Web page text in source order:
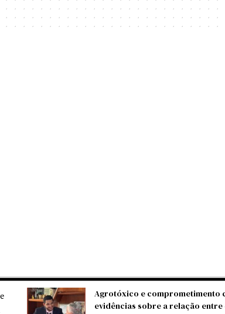
Agrotóxico e comprometimento
evidências sobre a relação